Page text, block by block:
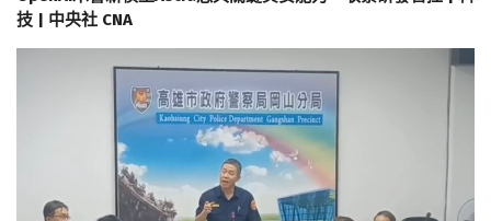
技 | 中央社 CNA